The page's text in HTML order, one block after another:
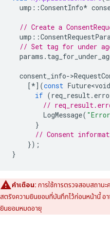
ump ::ConsentInfo*
// Create a
ump ::
// Set tag for under
params .
consent_info->
[*](const
if (req_result.
//
LogMessage(
}
// Consent
});
}
คำเตือน: การใช้การตรวจสอบสถาน
สตริงความยินยอมที่บันทึกไว้ก่อนหน้านี้ อา
ยินยอมหมดอายุ